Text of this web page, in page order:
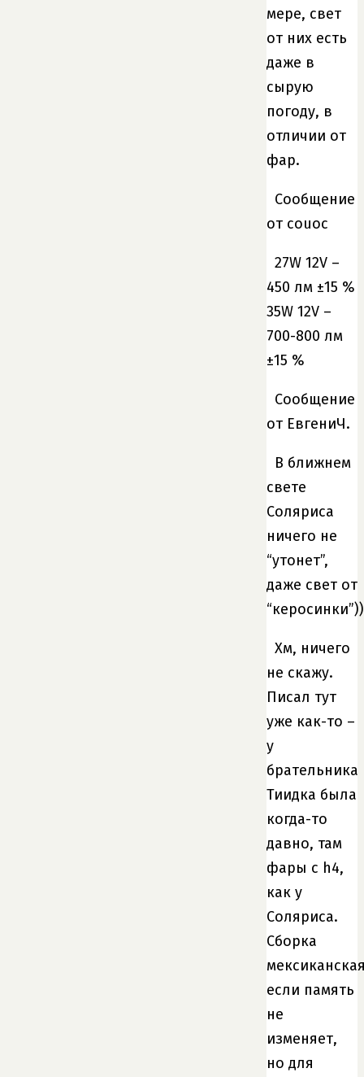
мере, свет
от них есть
даже в
сырую
погоду, в
отличии от
фар.
Сообщение
от couoc
27W 12V –
450 лм ±15 %
35W 12V –
700-800 лм
±15 %
Сообщение
от ЕвгениЧ.
В ближнем
свете
Соляриса
ничего не
“утонет”,
даже свет от
“керосинки”))
Хм, ничего
не скажу.
Писал тут
уже как-то –
у
брательника
Тиидка была
когда-то
давно, там
фары с h4,
как у
Соляриса.
Сборка
если память
не
изменяет,
но для